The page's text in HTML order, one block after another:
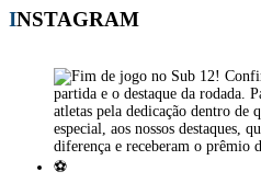
INSTAGRAM